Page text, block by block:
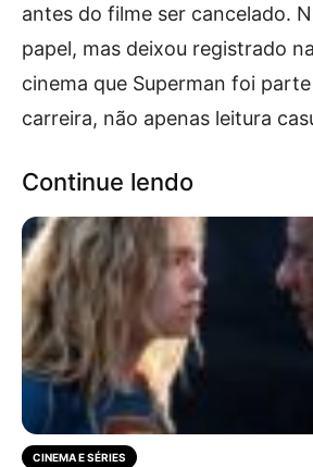
antes do filme ser cancelado.
papel, mas deixou registrado
cinema que Superman foi
carreira, não apenas leitura
Continue lendo
CINEMA E SÉRIES